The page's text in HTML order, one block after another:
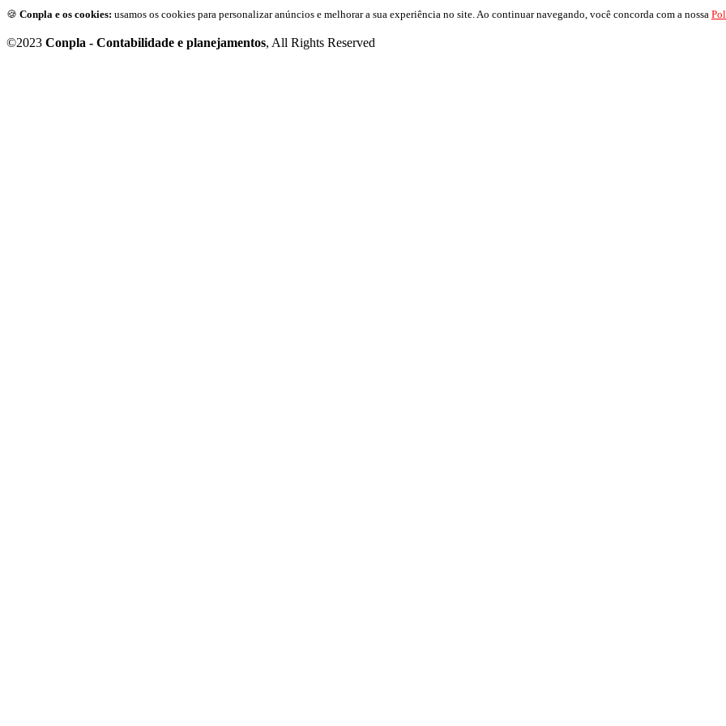
🍪 Conpla e os cookies: usamos os cookies para personalizar anúncios e melhorar a sua experiência no site. Ao continuar navegando, você concorda com a nossa
©2023 Conpla - Contabilidade e planejamentos, All Rights Reserved